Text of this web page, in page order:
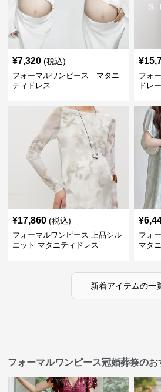
¥7,320 (税込)
フォーマルワンピース マタニ
ティドレス
¥
フォ
ドレ
¥17,860 (税込)
フォーマルワンピース 上品シル
エット マタニティドレス
¥
フォ
マタ
新着アイテムの一
フォーマルワンピース冠婚葬祭のお